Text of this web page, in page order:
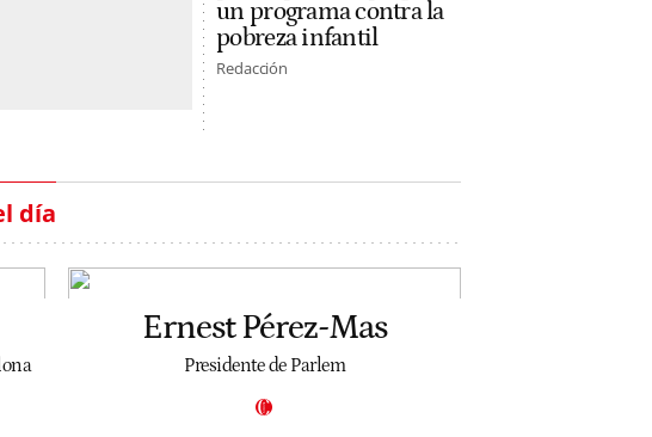
un programa contra la
pobreza infantil
Redacción
día
Ernest Pérez-Mas
Presidente de Parlem